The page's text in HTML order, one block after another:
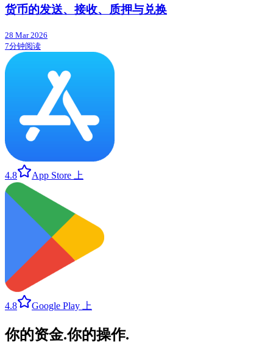
货币的发送、接收、质押与兑换
28 Mar 2026
7分钟阅读
4.8 App Store 上
4.8 Google Play 上
你的资金.你的操作.